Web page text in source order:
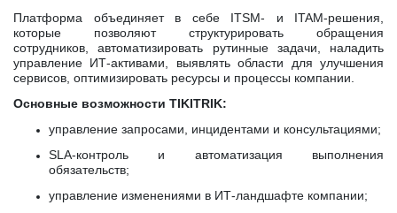
Платформа объединяет в себе ITSM- и ITAM-решения,
которые позволяют структурировать обращения
сотрудников,автоматизировать рутинные задачи, наладить
управление ИТ-активами, выявлять области для улучшения
сервисов, оптимизировать ресурсы и процессы компании.
Основные возможности TIKITRIK:
управление запросами, инцидентами и консультациями;
SLA-контроль и автоматизация выполнения
обязательств;
управление изменениями в ИТ-ландшафте компании;